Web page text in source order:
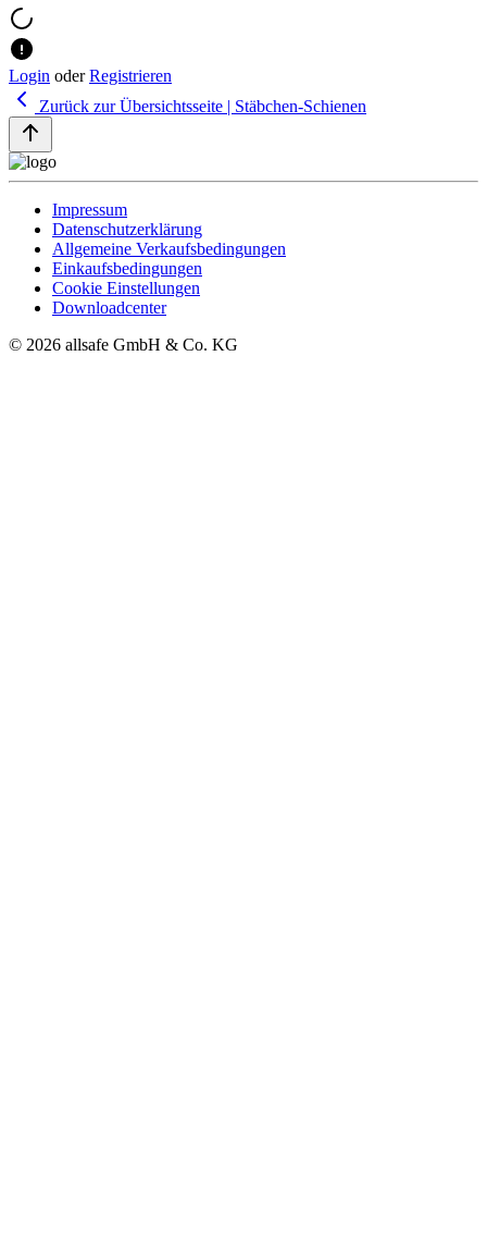
Login oder Registrieren
Zurück zur Übersichtsseite | Stäbchen-Schienen
Impressum
Datenschutzerklärung
Allgemeine Verkaufsbedingungen
Einkaufsbedingungen
Cookie Einstellungen
Downloadcenter
© 2026 allsafe GmbH & Co. KG